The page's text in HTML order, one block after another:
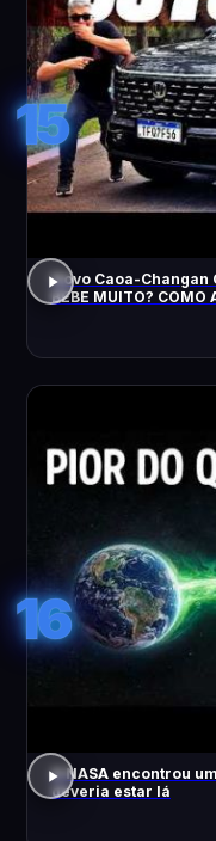
15
Novo Caoa-Changan
BEBE MUITO? COMO
16
A NASA encontrou
deveria estar lá